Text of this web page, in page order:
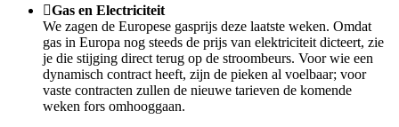
Gas en Electriciteit
We zagen de Europese gasprijs deze laatste weken. Omdat
gas in Europa nog steeds de prijs van elektriciteit dicteert, zie
je die stijging direct terug op de stroombeurs. Voor wie een
dynamisch contract heeft, zijn de pieken al voelbaar; voor
vaste contracten zullen de nieuwe tarieven de komende
weken fors omhooggaan.